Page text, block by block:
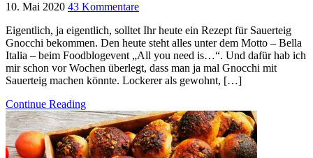
10. Mai 2020 43 Kommentare
Eigentlich, ja eigentlich, solltet Ihr heute ein Rezept für Sauerteig
Gnocchi bekommen. Den heute steht alles unter dem Motto – Bella
Italia – beim Foodblogevent „All you need is…“. Und dafür hab ich
mir schon vor Wochen überlegt, dass man ja mal Gnocchi mit
Sauerteig machen könnte. Lockerer als gewohnt, […]
Continue Reading